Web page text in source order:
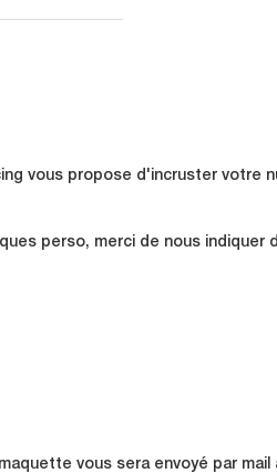
vous propose d'incruster votre
perso, merci de nous indiquer
vous sera envoyé par mail